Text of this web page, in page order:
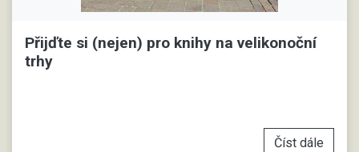
Přijďte si (nejen) pro knihy na velikonoční
trhy
Číst dále